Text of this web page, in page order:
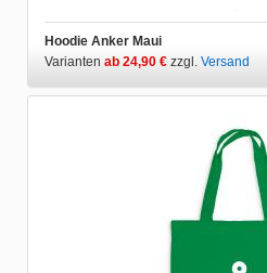
Hoodie Anker Maui
Varianten ab 24,90 € zzgl. Versand